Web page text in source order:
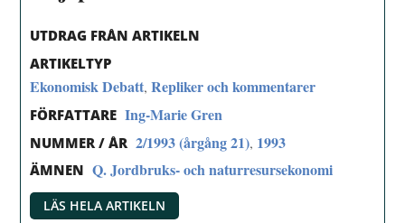
UTDRAG FRÅN ARTIKELN
ARTIKELTYP
Ekonomisk Debatt,Repliker och kommentarer
FÖRFATTARE Ing-Marie Gren
NUMMER / ÅR 2/1993 (årgång 21), 1993
ÄMNEN Q. Jordbruks- och naturresursekonomi
LÄS HELA ARTIKELN